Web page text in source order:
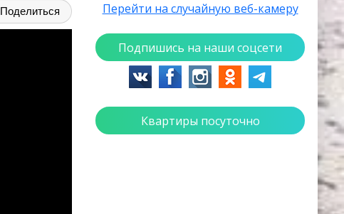
Поделиться Перейти на случайную веб-камеру
Подпишись на наши соцсети
Квартиры посуточно